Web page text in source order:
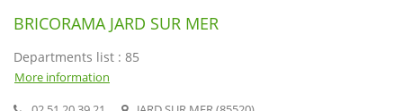
BRICORAMA JARD SUR MER
Departments list : 85
More information